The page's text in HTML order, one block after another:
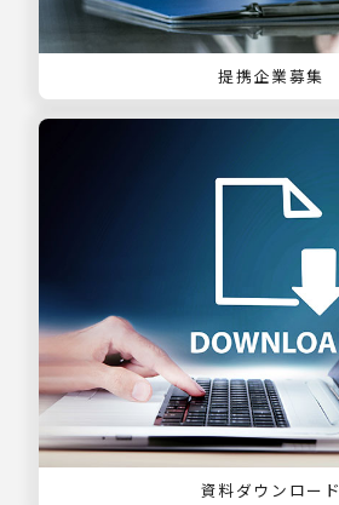
提携企業募集
資料ダウンロード